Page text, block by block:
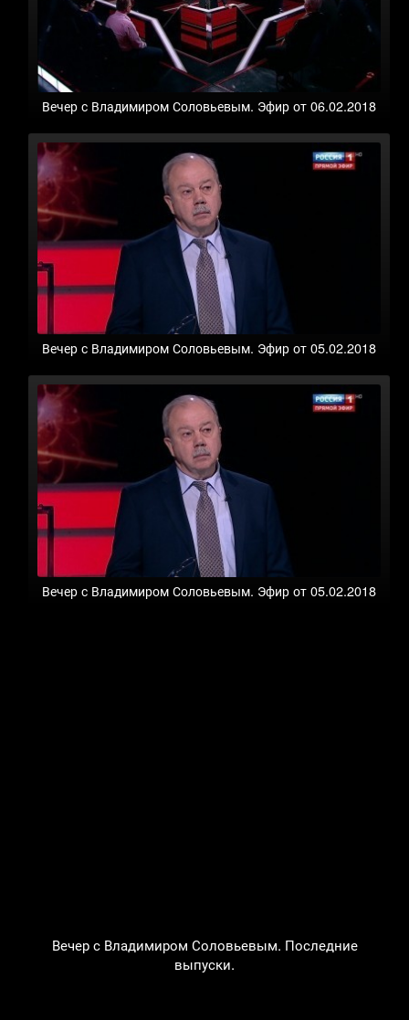
Вечер с Владимиром Соловьевым. Эфир от 06.02.2018
Вечер с Владимиром Соловьевым. Эфир от 05.02.2018
Вечер с Владимиром Соловьевым. Эфир от 05.02.2018
Вечер с Владимиром Соловьевым. Последние
выпуски.